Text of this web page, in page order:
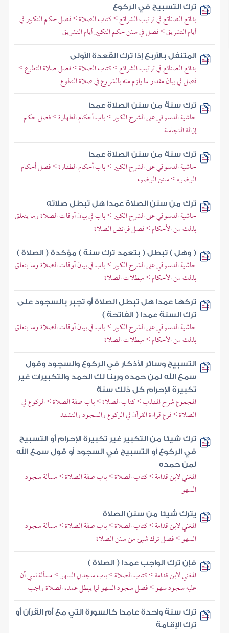
ترك التسبيح في الركوع
بدائع الصنائع في ترتيب الشرائع > كتاب الصلاة > فصل حكم التكبير في
أيام التشريق > فصل في سنن حكم التكبير أيام التشريق
المتنفل بالأربع إذا ترك القعدة الأولى
بدائع الصنائع في ترتيب الشرائع > كتاب الصلاة > فصل صلاة التطوع >
فصل في بيان مقدار ما يلزم منه بالشروع في صلاة التطوع
ترك سنة من سنن الصلاة عمدا
حاشية الدسوقي على الشرح الكبير > باب أحكام الطهارة > فصل حكم
إزالة النجاسة
ترك سنة من سنن الصلاة عمدا
حاشية الدسوقي على الشرح الكبير > باب أحكام الطهارة > فصل أحكام
الوضوء > سنن الوضوء
ترك من سنن الصلاة عمدا هل تبطل صلاته
حاشية الدسوقي على الشرح الكبير > باب في بيان أوقات الصلاة وما يتعلق
بذلك من الأحكام > فصل فرائض الصلاة
( وهل ) تبطل ( بتعمد ترك سنة ) مؤكدة ( الصلاة )
حاشية الدسوقي على الشرح الكبير > باب في بيان أوقات الصلاة وما يتعلق
بذلك من الأحكام > مبطلات الصلاة
تركها عمدا هل تبطل الصلاة أو تجبر بالسجود على
ترك السنة عمدا ( الفاتحة )
حاشية الدسوقي على الشرح الكبير > باب في بيان أوقات الصلاة وما يتعلق
بذلك من الأحكام > مبطلات الصلاة
التسبيح وسائر الأذكار في الركوع والسجود وقول
سمع الله لمن حمده وربنا لك الحمد والتكبيرات غير
تكبيرة الإحرام كل ذلك سنة
المجموع شرح المهذب > كتاب الصلاة > باب صفة الصلاة > الركوع في
الصلاة > فرع قراءة القرآن في الركوع والسجود والتشهد
ترك شيئا من التكبير غير تكبيرة الإحرام أو التسبيح
في الركوع أو التسبيح في السجود أو قول سمع الله
لمن حمده
المغني لابن قدامة > كتاب الصلاة > باب صفة الصلاة > مسألة سجود
السهو
يترك شيئا من سنن الصلاة
المغني لابن قدامة > كتاب الصلاة > باب صفة الصلاة > مسألة سجود
السهو > فصل ترك شيئ من سنن الصلاة
فإن ترك الواجب عمدا ( الصلاة )
المغني لابن قدامة > كتاب الصلاة > باب سجدتي السهو > مسألة نسي أن
عليه سجود سهو > فصل سجود السهو لما يبطل عمده الصلاة واجب
ترك سنة واحدة عامدا كالسورة التي مع أم القرآن أو
ترك الإقامة